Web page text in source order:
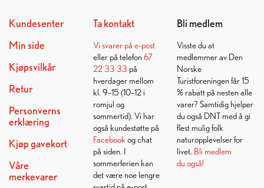
Kundesenter
Min side
Kjøpsvilkår
Retur
Personverns
erklæring
Kjøp gavekort
Våre
merkevarer
Ta kontakt
Vi svarer på e-post
eller på telefon 67
22 33 33 på
hverdager mellom
kl. 9–15 (10–12 i
romjul og
sommertid). Vi har
også kundestøtte på
Facebook og chat
på siden. I
sommerferien kan
det være noe lengre
Bli medlem
Visste du at
medlemmer av Den
Norske
Turistforeningen får 15
% rabatt på nesten alle
varer? Samtidig hjelper
du også DNT med å gi
flest mulig folk
naturopplevelser for
livet. Bli medlem
du også!